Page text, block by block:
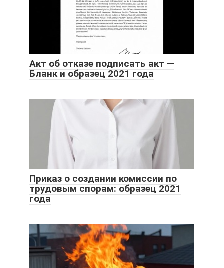
Акт об отказе подписать акт —
Бланк и образец 2021 года
Приказ о создании комиссии по
трудовым спорам: образец 2021
года